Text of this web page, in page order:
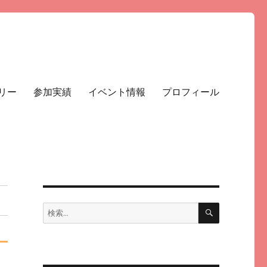
ー 参加実績 イベント情報 プロフィール
検
索:
検